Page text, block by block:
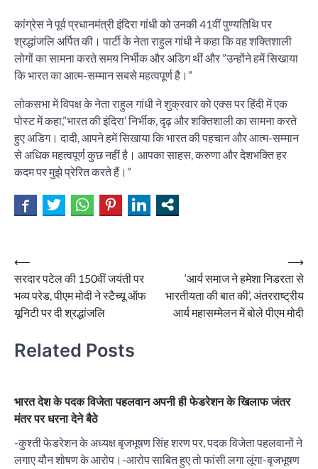
कांग्रेस ने पूर्व प्रधानमंत्री इंदिरा गांधी को उनकी 41वीं पुण्यतिथि पर
श्रद्धांजलि अर्पित की। पार्टी के नेता राहुल गांधी ने कहा कि वह शक्तिशाली
लोगों का सामना करते समय निर्भीक और अडिग थीं और ”उन्होंने हमें सिखाया
कि भारत का आत्म-सम्मान सबसे महत्वपूर्ण है।”
लोकसभा में विपक्ष के नेता राहुल गांधी ने शुक्रवार को एक्स पर हिंदी में एक
पोस्ट में कहा,”भारत की इंदिरा’ निर्भीक, दृढ़ और शक्तिशाली का सामना करते
हुए अडिग। दादी, आपने हमें सिखाया कि भारत की पहचान और आत्म-सम्मान
से अधिक महत्वपूर्ण कुछ नहीं है। आपका साहस, करुणा और देशभक्ति हर
कदम पर मुझे प्रेरित करते हैं।”
Post
navigation
⟵
सरदार पटेल की 150वीं जयंती पर
भव्य परेड, पीएम मोदी ने स्टैच्यू ऑफ
यूनिटी पर दी श्रद्धांजलि
‘आर्य समाज ने हमेशा निडरता से
भारतीयता की बात की’, अंतरराष्ट्रीय
आर्य महासम्मेलन में बोले पीएम मोदी
⟶
Related Posts
भारत देश के पदक विजेता पहलवान अपनी ही फेडरेशन के खिलाफ जंतर
मंतर पर धरना देने बैठे
-कुश्ती फेडरेशन के अध्यक्ष बृजभूषण सिंह शरण पर, पदक विजेता पहलवानों ने
लगाए यौन शोषण के आरोप।-आरोप साबित हुए तो फांसी लगा लूंगा-बृजभूषण